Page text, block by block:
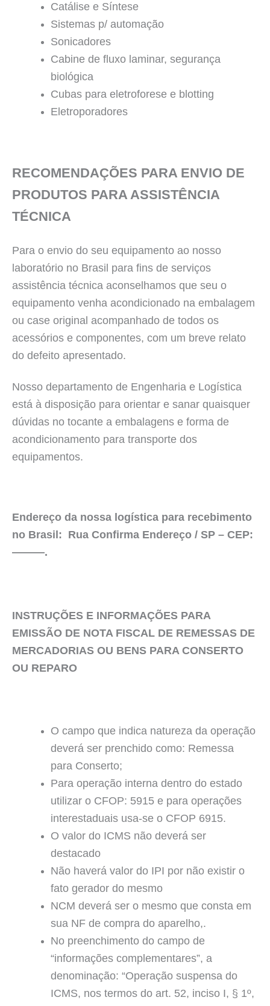
Catálise e Síntese
Sistemas p/ automação
Sonicadores
Cabine de fluxo laminar, segurança
biológica
Cubas para eletroforese e blotting
Eletroporadores
RECOMENDAÇÕES PARA ENVIO DE
PRODUTOS PARA ASSISTÊNCIA
TÉCNICA
Para o envio do seu equipamento ao nosso
laboratório no Brasil para fins de serviços
assistência técnica aconselhamos que seu o
equipamento venha acondicionado na embalagem
ou case original acompanhado de todos os
acessórios e componentes, com um breve relato
do defeito apresentado.
Nosso departamento de Engenharia e Logística
está à disposição para orientar e sanar quaisquer
dúvidas no tocante a embalagens e forma de
acondicionamento para transporte dos
equipamentos.
Endereço da nossa logística para recebimento
no Brasil: Rua Confirma Endereço / SP – CEP:
———.
INSTRUÇÕES E INFORMAÇÕES PARA
EMISSÃO DE NOTA FISCAL DE REMESSAS DE
MERCADORIAS OU BENS PARA CONSERTO
OU REPARO
O campo que indica natureza da operação
deverá ser prenchido como: Remessa
para Conserto;
Para operação interna dentro do estado
utilizar o CFOP: 5915 e para operações
interestaduais usa-se o CFOP 6915.
O valor do ICMS não deverá ser
destacado
Não haverá valor do IPI por não existir o
fato gerador do mesmo
NCM deverá ser o mesmo que consta em
sua NF de compra do aparelho,.
No preenchimento do campo de
“informações complementares”, a
denominação: “Operação suspensa do
ICMS, nos termos do art. 52, inciso I, § 1º,